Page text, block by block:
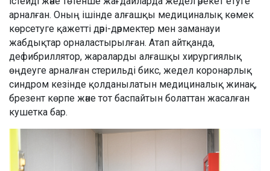
арналған. Оның ішінде алғашқы медициналық көмек
көрсетуге қажетті дәрі-дәрмектер мен заманауи
жабдықтар орналастырылған. Атап айтқанда,
дефибриллятор, жараларды алғашқы хирургиялық
өңдеуге арналған стерильді бикс, жедел коронарлық
синдром кезінде қолданылатын медициналық жинақ,
брезент көрпе және тот баспайтын болаттан жасалған
кушетка бар.